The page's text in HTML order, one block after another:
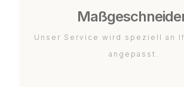
Unser Service wird speziell an
angepasst.